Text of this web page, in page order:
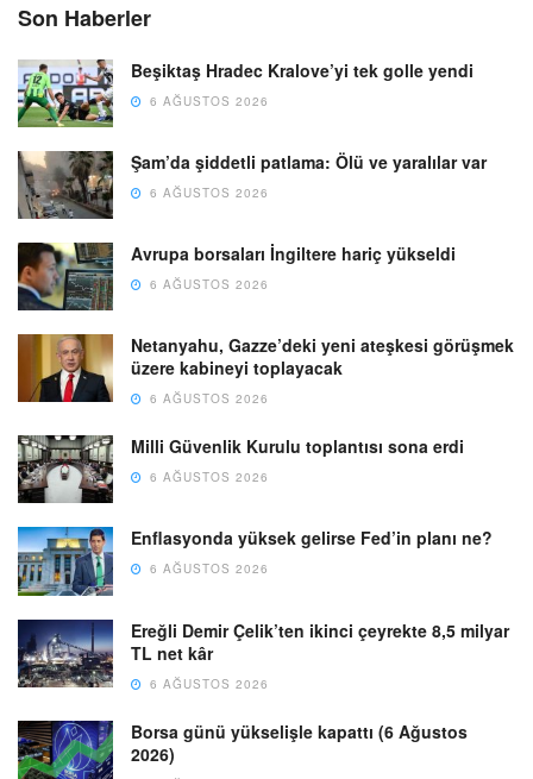
Son Haberler
Beşiktaş Hradec Kralove’yi tek golle yendi
6 AĞUSTOS 2026
Şam’da şiddetli patlama: Ölü ve yaralılar var
6 AĞUSTOS 2026
Avrupa borsaları İngiltere hariç yükseldi
6 AĞUSTOS 2026
Netanyahu, Gazze’deki yeni ateşkesi görüşmek
üzere kabineyi toplayacak
6 AĞUSTOS 2026
Milli Güvenlik Kurulu toplantısı sona erdi
6 AĞUSTOS 2026
Enflasyonda yüksek gelirse Fed’in planı ne?
6 AĞUSTOS 2026
Ereğli Demir Çelik’ten ikinci çeyrekte 8,5 milyar
TL net kâr
6 AĞUSTOS 2026
Borsa günü yükselişle kapattı (6 Ağustos
2026)